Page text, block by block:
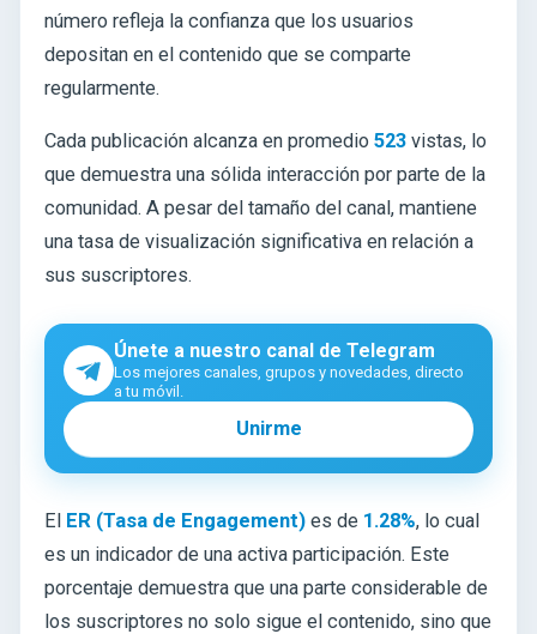
número refleja la confianza que los usuarios
depositan en el contenido que se comparte
regularmente.
Cada publicación alcanza en promedio 523 vistas, lo
que demuestra una sólida interacción por parte de la
comunidad. A pesar del tamaño del canal, mantiene
una tasa de visualización significativa en relación a
sus suscriptores.
Únete a nuestro canal de Telegram
Los mejores canales, grupos y novedades, directo
a tu móvil.
Unirme
El ER (Tasa de Engagement) es de 1.28%, lo cual
es un indicador de una activa participación. Este
porcentaje demuestra que una parte considerable de
los suscriptores no solo sigue el contenido, sino que